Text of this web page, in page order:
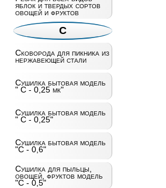
яблок и твердых сортов
овощей и фруктов
С
Сковорода для пикника из
нержавеющей стали
Сушилка бытовая модель
" С - 0,25 мк"
Сушилка бытовая модель
" С - 0,25"
Сушилка бытовая модель
"С - 0,6"
Сушилка для пыльцы,
овощей, фруктов модель
"С - 0,5"